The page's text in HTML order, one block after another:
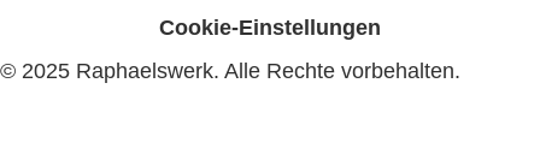
Cookie-Einstellungen
© 2025 Raphaelswerk. Alle Rechte vorbehalten.